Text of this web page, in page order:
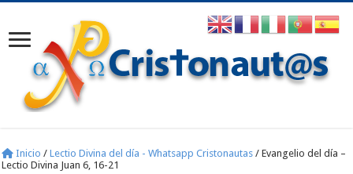
Inicio / Lectio Divina del día - Whatsapp Cristonautas / Evangelio del día –
Lectio Divina Juan 6, 16-21